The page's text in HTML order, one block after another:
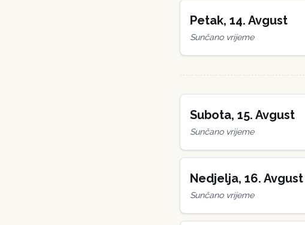
Petak, 14. Avgust
Sunčano vrijeme
Subota, 15. Avgust
Sunčano vrijeme
Nedjelja, 16. Avgust
Sunčano vrijeme